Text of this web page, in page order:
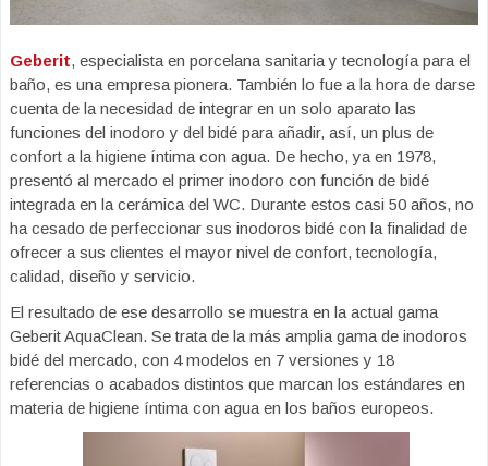
Geberit, especialista en porcelana sanitaria y tecnología para el
baño, es una empresa pionera. También lo fue a la hora de darse
cuenta de la necesidad de integrar en un solo aparato las
funciones del inodoro y del bidé para añadir, así, un plus de
confort a la higiene íntima con agua. De hecho, ya en 1978,
presentó al mercado el primer inodoro con función de bidé
integrada en la cerámica del WC. Durante estos casi 50 años, no
ha cesado de perfeccionar sus inodoros bidé con la finalidad de
ofrecer a sus clientes el mayor nivel de confort, tecnología,
calidad, diseño y servicio.
El resultado de ese desarrollo se muestra en la actual gama
Geberit AquaClean. Se trata de la más amplia gama de inodoros
bidé del mercado, con 4 modelos en 7 versiones y 18
referencias o acabados distintos que marcan los estándares en
materia de higiene íntima con agua en los baños europeos.